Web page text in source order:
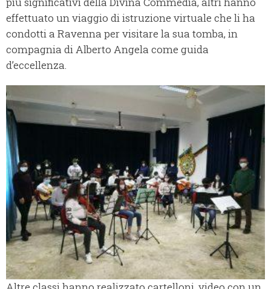
effettuato un viaggio di istruzione virtuale che li ha
condotti a Ravenna per visitare la sua tomba, in
compagnia di Alberto Angela come guida
d’eccellenza.